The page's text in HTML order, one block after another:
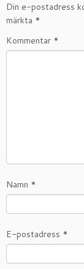
Din e-postadress
märkta *
Kommentar *
Namn *
E-postadress *